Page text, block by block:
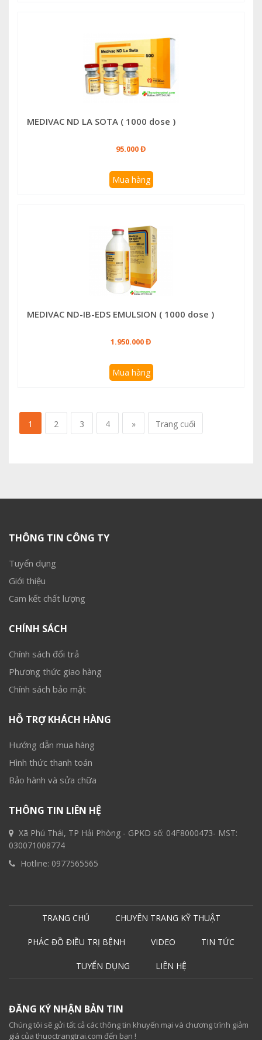
MEDIVAC ND LA SOTA ( 1000 dose )
95.000 Đ
Mua hàng
MEDIVAC ND-IB-EDS EMULSION ( 1000 dose )
1.950.000 Đ
Mua hàng
1 2 3 4 » Trang cuối
THÔNG TIN CÔNG TY
Tuyển dụng
Giới thiệu
Cam kết chất lượng
CHÍNH SÁCH
Chính sách đổi trả
Phương thức giao hàng
Chính sách bảo mật
HỖ TRỢ KHÁCH HÀNG
Hướng dẫn mua hàng
Hình thức thanh toán
Bảo hành và sửa chữa
THÔNG TIN LIÊN HỆ
Xã Phú Thái, TP Hải Phòng - GPKD số: 04F8000473- MST:
030071008774
Hotline: 0977565565
TRANG CHỦ CHUYÊN TRANG KỸ THUẬT
PHÁC ĐỒ ĐIỀU TRỊ BỆNH VIDEO TIN TỨC
TUYỂN DỤNG LIÊN HỆ
ĐĂNG KÝ NHẬN BẢN TIN
Chúng tôi sẽ gửi tất cả các thông tin khuyến mại và chương trình giảm
giá của thuoctrangtrai.com đến bạn !